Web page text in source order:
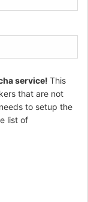
service! This
that are not
to setup the
list of